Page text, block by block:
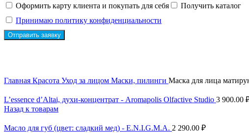
Оформить карту клиента и покупать для себя
Получить каталог
Принимаю политику конфиденциальности
Отправить заявку
Главная Красота Уход за лицом Маски, пилинги Маска для лица
L’essence d’Altai, духи-концентрат - Aromapolis Olfactive Studio 3 900.00
Назад к товарам
Масло для губ (цвет: сладкий мед) - E.N.I.G.M.A. 2 290.00 ₽